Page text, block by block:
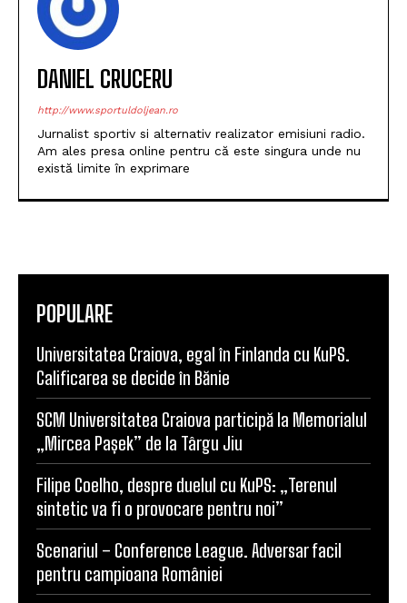
DANIEL CRUCERU
http://www.sportuldoljean.ro
Jurnalist sportiv si alternativ realizator emisiuni radio.
Am ales presa online pentru că este singura unde nu
există limite în exprimare
POPULARE
Universitatea Craiova, egal în Finlanda cu KuPS.
Calificarea se decide în Bănie
SCM Universitatea Craiova participă la Memorialul
„Mircea Pașek” de la Târgu Jiu
Filipe Coelho, despre duelul cu KuPS: „Terenul
sintetic va fi o provocare pentru noi”
Scenariul – Conference League. Adversar facil
pentru campioana României